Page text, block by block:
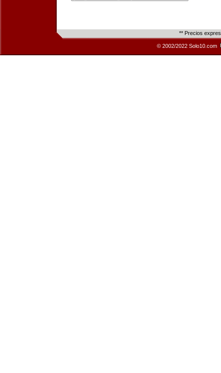
** Precios
© 2002/2022 Solo10.com